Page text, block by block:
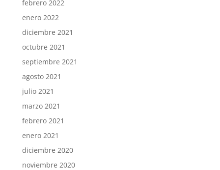
febrero 2022
enero 2022
diciembre 2021
octubre 2021
septiembre 2021
agosto 2021
julio 2021
marzo 2021
febrero 2021
enero 2021
diciembre 2020
noviembre 2020